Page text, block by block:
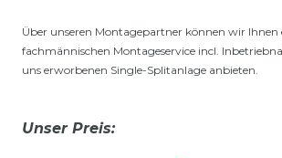
Über unseren Montagepartner können wir Ihnen
fachmännischen Montageservice incl.
uns erworbenen Single-Splitanlage anbieten.
Unser Preis: